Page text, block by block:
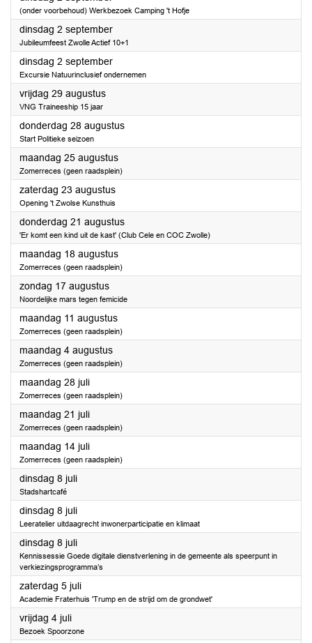
(onder voorbehoud) Werkbezoek Camping 't Hofje
dinsdag 2 september2025
Jubileumfeest Zwolle Actief 10+1
dinsdag 2 september2025
Excursie Natuurinclusief ondernemen
vrijdag 29 augustus2025
VNG Traineeship 15 jaar
donderdag 28 augustus2025
Start Politieke seizoen
maandag 25 augustus2025
Zomerreces (geen raadsplein)
zaterdag 23 augustus2025
Opening 't Zwolse Kunsthuis
donderdag 21 augustus2025
'Er komt een kind uit de kast' (Club Cele en COC Zwolle)
maandag 18 augustus2025
Zomerreces (geen raadsplein)
zondag 17 augustus2025
Noordelijke mars tegen femicide
maandag 11 augustus2025
Zomerreces (geen raadsplein)
maandag 4 augustus2025
Zomerreces (geen raadsplein)
maandag 28 juli2025
Zomerreces (geen raadsplein)
maandag 21 juli2025
Zomerreces (geen raadsplein)
maandag 14 juli2025
Zomerreces (geen raadsplein)
dinsdag 8 juli2025
Stadshartcafé
dinsdag 8 juli2025
Leeratelier uitdaagrecht inwonerparticipatie en klimaat
dinsdag 8 juli2025
Kennissessie Goede digitale dienstverlening in de gemeente als speerpunt in
verkiezingsprogramma’s
zaterdag 5 juli2025
Academie Fraterhuis 'Trump en de strijd om de grondwet'
vrijdag 4 juli2025
Bezoek Spoorzone